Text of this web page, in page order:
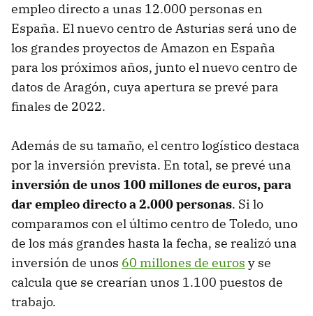
empleo directo a unas 12.000 personas en
España. El nuevo centro de Asturias será uno de
los grandes proyectos de Amazon en España
para los próximos años, junto el nuevo centro de
datos de Aragón, cuya apertura se prevé para
finales de 2022.
Además de su tamaño, el centro logístico destaca
por la inversión prevista. En total, se prevé una
inversión de unos 100 millones de euros, para
dar empleo directo a 2.000 personas. Si lo
comparamos con el último centro de Toledo, uno
de los más grandes hasta la fecha, se realizó una
inversión de unos 60 millones de euros y se
calcula que se crearían unos 1.100 puestos de
trabajo.